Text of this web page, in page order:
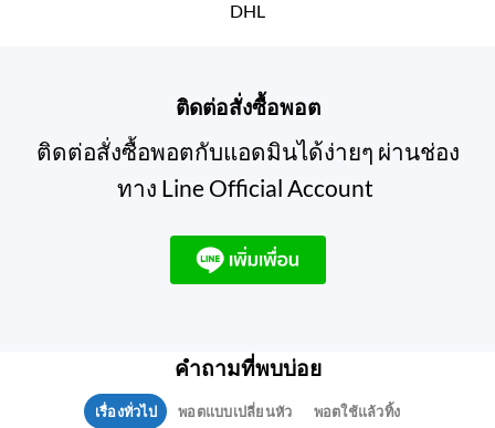
DHL
ติดต่อสั่งซื้อพอต
ติดต่อสั่งซื้อพอตกับแอดมินได้ง่ายๆ ผ่านช่อง
ทาง Line Official Account
คำถามที่พบบ่อย
เรื่องทั่วไป พอตแบบเปลี่ยนหัว
พอตใช้แล้วทิ้ง